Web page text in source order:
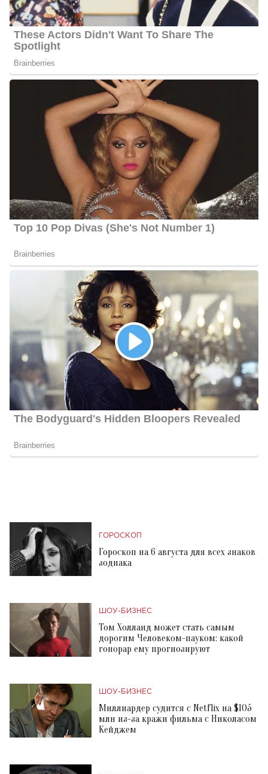
ГОРОСКОП
Гороскоп на 6 августа для всех знаков
зодиака
ШОУ-БИЗНЕС
Том Холланд может стать самым
дорогим Человеком-пауком: какой
гонорар ему прогнозируют
ШОУ-БИЗНЕС
Миллиардер судится с Netflix на $105
млн из-за кражи фильма с Николасом
Кейджем